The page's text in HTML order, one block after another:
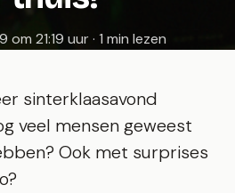
21:19 uur · 1 min lezen
sinterklaasavond
veel mensen geweest
Ook met surprises